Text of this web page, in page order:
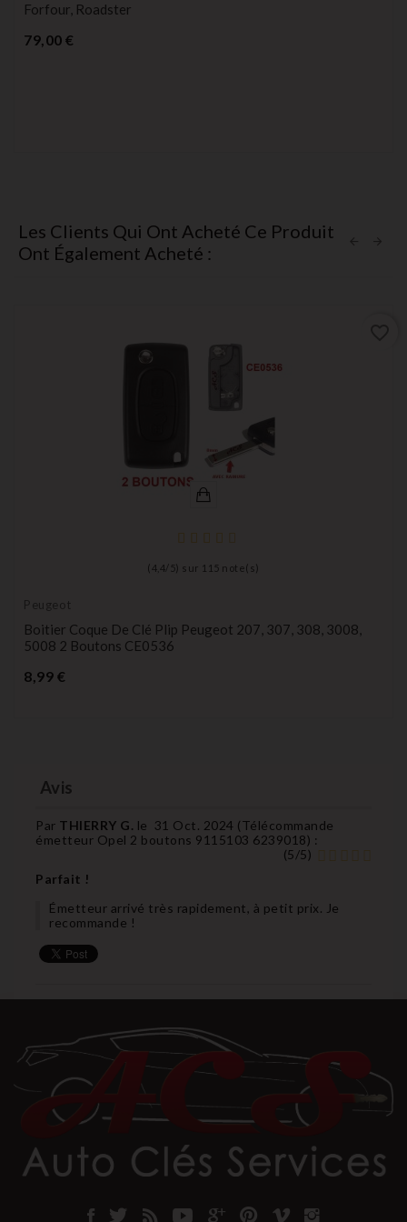
Forfour, Roadster
79,00 €
Les Clients Qui Ont Acheté Ce Produit
Ont Également Acheté :
( 4,4/ 5) sur 115 note(s)
Peugeot
Boitier Coque De Clé Plip Peugeot 207, 307, 308, 3008,
5008 2 Boutons CE0536
8,99 €
Avis
Par THIERRY G. le 31 Oct. 2024 (Télécommande
émetteur Opel 2 boutons 9115103 6239018) :
(5/5)
Parfait !
Émetteur arrivé très rapidement, à petit prix. Je
recommande !